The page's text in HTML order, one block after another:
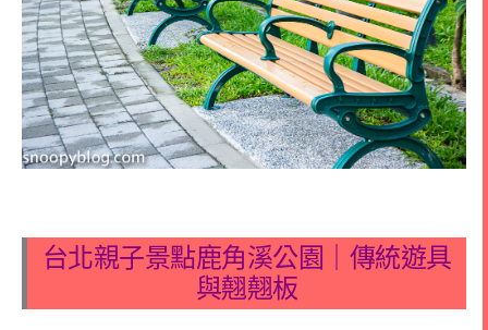
台北親子景點鹿角溪公園｜傳統遊具
與翹翹板